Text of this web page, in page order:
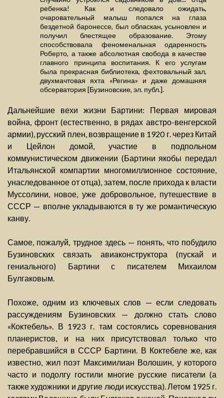
ребенка! Как и следовало ожидать,
очаровательный малыш попался на глаза
бездетной баронессе, был обласкан, усыновлен и
получил блестящее образование. Этому
способствовала феноменальная одаренность
Роберто, а также абсолютная свобода в качестве
главного принципа воспитания. К его услугам
была прекрасная библиотека, фехтовальный зал,
двухмачтовая яхта «Регина» и даже домашняя
обсерватория [Бузиновские, эл. публ.].
Дальнейшие вехи жизни Бартини: Первая мировая
война, фронт (естественно, в рядах австро-венгерской
армии), русский плен, возвращение в 1920 г. через Китай
и Цейлон домой, участие в подпольном
коммунистическом движении (Бартини якобы передал
Итальянской компартии многомиллионное состояние,
унаследованное от отца), затем, после прихода к власти
Муссолини, новое, уже добровольное, путешествие в
СССР — вполне укладываются в ту же романтическую
канву.
Самое, пожалуй, трудное здесь — понять, что побудило
Бузиновских связать авиаконструктора (пускай и
гениального) Бартини с писателем Михаилом
Булгаковым.
Похоже, одним из ключевых слов — если следовать
рассуждениям Бузиновских — должно стать слово
«Коктебель». В 1923 г. там состоялись соревнования
планеристов, и на них присутствовал только что
перебравшийся в СССР Бартини. В Коктебеле же, как
известно, жил поэт Максимилиан Волошин, у которого
часто и подолгу гостили многие русские писатели (а
также художники и другие люди искусства). Летом 1925 г.